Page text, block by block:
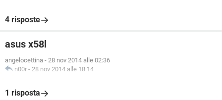
4 risposte
asus x58l
angelocettina - 28 nov 2014 alle 02:36
n00r - 28 nov 2014 alle 18:14
1 risposta